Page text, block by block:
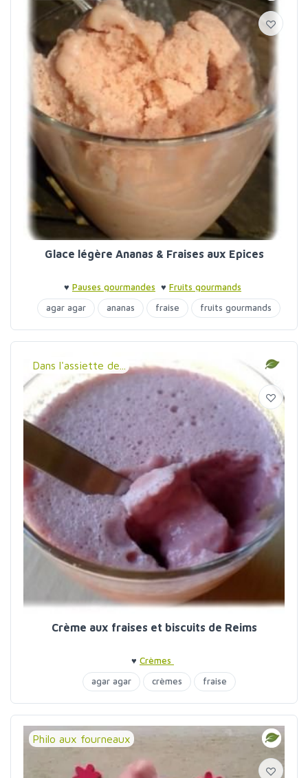
Glace légère Ananas & Fraises aux Epices
♥ Pauses gourmandes ♥ Fruits gourmands
agar agar
ananas fraise fruits gourmands
glaces et sorbets
Dans l'assiette de...
Crème aux fraises et biscuits de Reims
♥ Crèmes
agar agar
crèmes fraise
Philo aux fourneaux